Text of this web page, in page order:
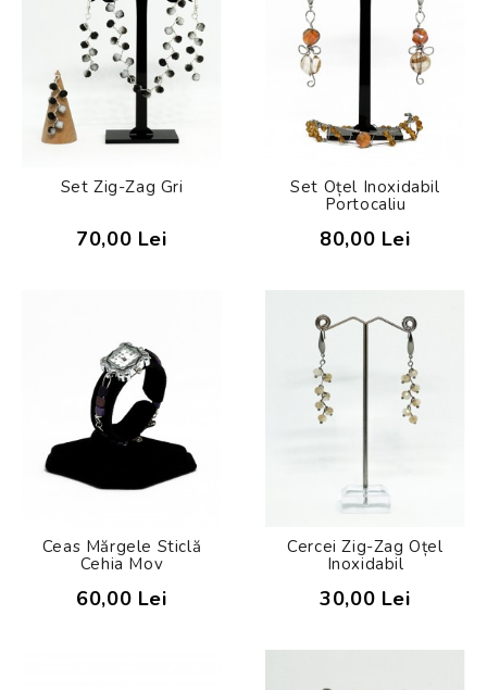
Set Zig-Zag Gri
70,00 Lei
Set Oțel Inoxidabil
Portocaliu
80,00 Lei
Ceas Mărgele Sticlă
Cehia Mov
60,00 Lei
Cercei Zig-Zag Oțel
Inoxidabil
30,00 Lei